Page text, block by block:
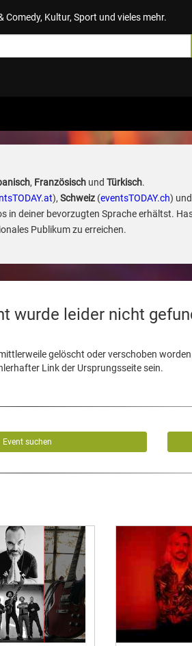
Comedy, Kultur, Sport und vieles mehr.
, Französischund Türkisch.
), Schweiz(eventsTODAY.ch) und
deiner bevorzugten Sprache erhältst.
Publikum zu erreichen.
wurde leider nicht
gelöscht oder verschoben
Link der Ursprungsseite sein.
Event suchen